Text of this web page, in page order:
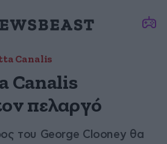
Canalis
Canalis
πελαργό
του George Clooney θα